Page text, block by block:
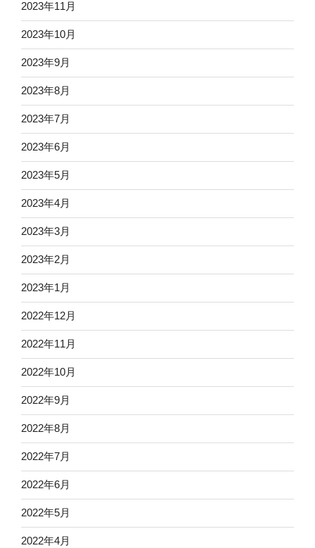
2023年11月
2023年10月
2023年9月
2023年8月
2023年7月
2023年6月
2023年5月
2023年4月
2023年3月
2023年2月
2023年1月
2022年12月
2022年11月
2022年10月
2022年9月
2022年8月
2022年7月
2022年6月
2022年5月
2022年4月